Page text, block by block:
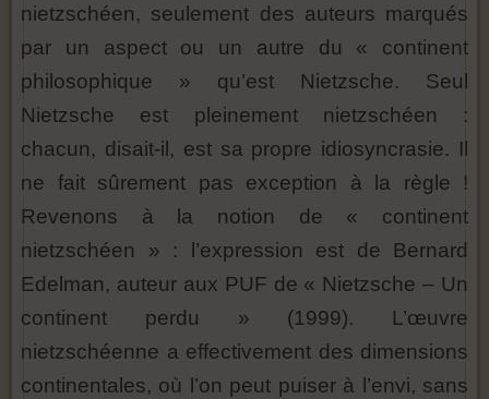
nietzschéen, seulement des auteurs marqués
par un aspect ou un autre du « continent
philosophique » qu’est Nietzsche. Seul
Nietzsche est pleinement nietzschéen :
chacun, disait-il, est sa propre idiosyncrasie. Il
ne fait sûrement pas exception à la règle !
Revenons à la notion de « continent
nietzschéen » : l’expression est de Bernard
Edelman, auteur aux PUF de « Nietzsche – Un
continent perdu » (1999). L’œuvre
nietzschéenne a effectivement des dimensions
continentales, où l’on peut puiser à l’envi, sans